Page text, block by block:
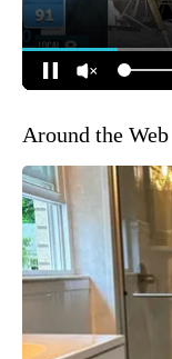
Around the Web